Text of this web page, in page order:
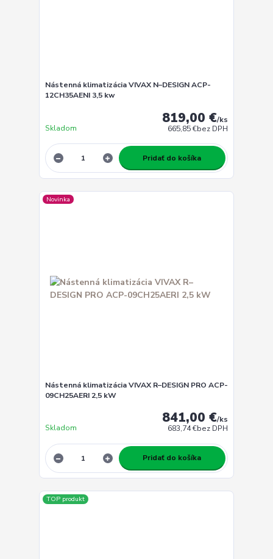
Nástenná klimatizácia VIVAX N–DESIGN ACP-
12CH35AENI 3,5 kw
819,00 €/ks
665,85 €bez DPH
Skladom
Pridať do košíka
Novinka
Nástenná klimatizácia VIVAX R–DESIGN PRO ACP-
09CH25AERI 2,5 kW
841,00 €/ks
683,74 €bez DPH
Skladom
Pridať do košíka
TOP produkt